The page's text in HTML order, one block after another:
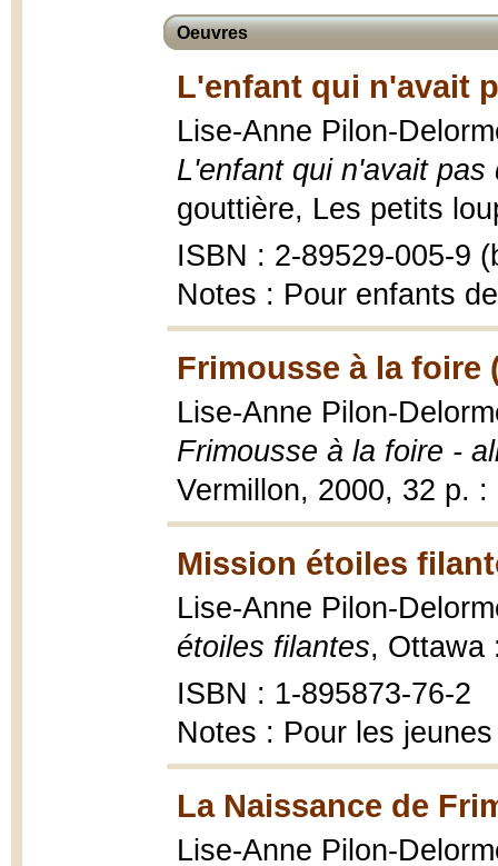
Oeuvres
L'enfant qui n'avait
Lise-Anne Pilon-
L'enfant qui n'avait pas
gouttière, Les petits
ISBN : 2-89529-005-9
Notes : Pour enfants
Frimousse à la foire
Lise-Anne Pilon-
Frimousse à la foire -
Vermillon, 2000, 32 p. :
Mission étoiles
Lise-Anne Pilon-
étoiles filantes, Ottawa
ISBN : 1-895873-76-2
Notes : Pour les
La Naissance de
Lise-Anne Pilon-